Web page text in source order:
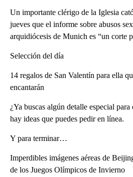
Un importante clérigo de la Iglesia
jueves que el informe sobre abusos
arquidiócesis de Munich es “un corte
Selección del día
14 regalos de San Valentín para ella
encantarán
¿Ya buscas algún detalle especial
hay ideas que puedes pedir en línea.
Y para terminar…
Imperdibles imágenes aéreas de
de los Juegos Olímpicos de Invierno